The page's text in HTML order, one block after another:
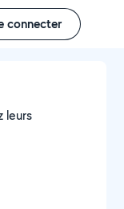
connecter
leurs